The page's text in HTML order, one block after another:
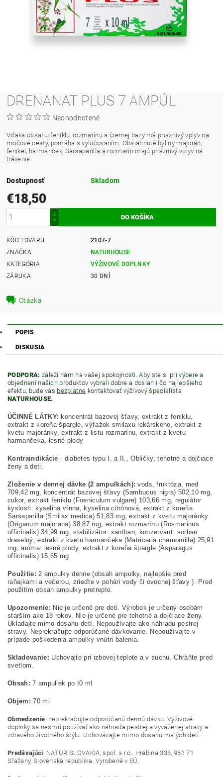
DRENANAT PLUS 7 AMPÚL
Neohodnotené
Vďaka obsahu feniklu, rozmarínu a čiernej bazy má priaznivý vplyv na
močové cesty, pomáha s vylučovaním. Obsiahnuté byliny majorán,
fenikel, harmanček, Sarsaparilla a rozmarín majú priaznivý vplyv na
trávenie.
Dostupnosť Skladom
€18,50
KÓD TOVARU
2107-7
ZNAČKA
NATURHOUSE
KATEGÓRIA
VÝŽIVOVÉ DOPLNKY
ZÁRUKA
30 DNÍ
Otázka
POPIS
DISKUSIA
PODPORA: záleží nám na vašej spokojnosti. Aby ste si pri výbere a
objednaní našich produktov vybrali dobre a dosiahli čo najlepšieho
efektu, bude vás bezplatne kontaktovať výživový špecialista
NATURHOUSE.
ÚČINNÉ LÁTKY: koncentrát bazovej šťavy, extrakt z feniklu,
extrakt z koreňa špargle, výťažok smilaxu lekárskeho, extrakt z
kvetu majoránky, extrakt z listu rozmarínu, extrakt z kvetu
harmančeka, lesné plody
Kontraindikácie - diabetes typu I. a II., Obličky, tehotné a dojčiace
ženy a deti.
Zloženie v dennej dávke (2 ampulkách): voda, fruktóza, med
709,42 mg, koncentrát bazovej šťavy (Sambucus nigra) 502,10 mg,
cukor, extrakt feniklu (Foeniculum vulgare) 103,66 mg, regulátor
kyslosti: kyselina vínna, kyselina citrónová, extrakt z koreňa
Sarsaparilla (Smilax medica) 51,83 mg, extrakt z kvetu majoránky
(Origanum majorana) 38,87 mg, extrakt rozmarínu (Rosmarinus
officinalis) 34,99 mg, stabilizátor: xanthan, konzervant: sorban
draselný, extrakt z kvetu harmančeka (Matricaria chamomilla) 25,91
mg, aróma: lesné plody, extrakt z koreňa špargle (Asparagus
officinalis) 15,65 mg
Použitie: 2 ampulky denne (obsah ampulky, najlepšie pred
raňajkami a večerou, zrieďte v pohári vody či ovocnej šťavy ). Pred
použitím obsah ampulky pretrepte.
Upozornenie: Nie je určené pre deti. Výrobok je určený osobám
starším ako 18 rokov. Nie je určené pre tehotné a dojčiace ženy.
Ukladajte mimo dosahu detí. Nepoužívajte ako náhradu pestrej
stravy. Neprekračujte odporúčané dávkovanie. Nepoužívajte v
prípade poškodenia ampulky vnútri balenia.
Skladovanie: Uchovajte pri izbovej teplote a v suchu. Chráňte pred
svetlom.
Obsah: 7 ampuliek po I0 ml
Objem: 70 ml
Obmedzenie: neprekračujte odporúčanú dennú dávku. Výživové
doplnky sa nesmú používať ako náhrada pestrej a vyváženej stravy a
zdravého životného štýlu. Uchovávajte mimo dosahu malých detí.
Predávajúci: NATUR SLOVAKIA, spol. s r.o., Hrabina 338, 951 71
Sľažany, Slovenská republika. Vyrobené v EÚ.